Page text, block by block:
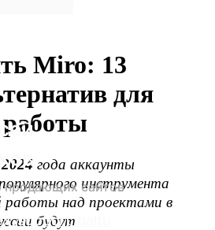
Miro: 13
для
работы
года аккаунты
инструмента
работы над проектами в
будут
продающих сайтов